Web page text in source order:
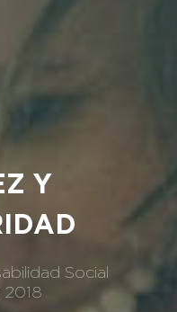
Y
Social